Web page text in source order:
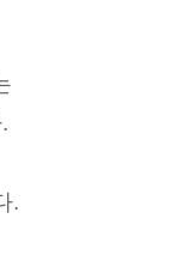
.
.